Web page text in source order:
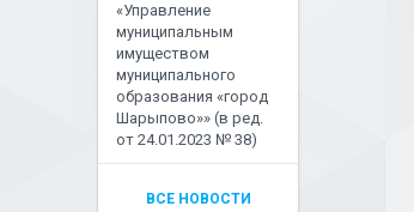
«Управление
муниципальным
имуществом
муниципального
образования «город
Шарыпово»» (в ред.
от 24.01.2023 № 38)
ВСЕ НОВОСТИ